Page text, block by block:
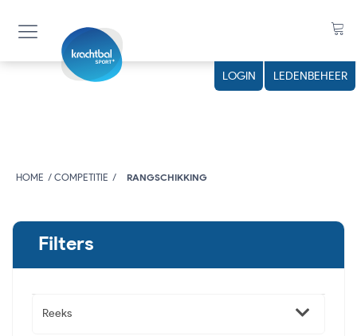
LOGIN LEDENBEHEER
HOME COMPETITIE RANGSCHIKKING
Filters
Reeks